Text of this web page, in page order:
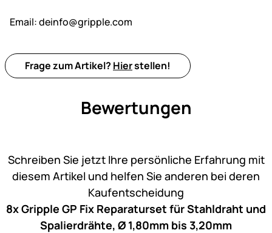
Email:deinfo@gripple.com
Frage zum Artikel? Hierstellen!
Bewertungen
Schreiben Sie jetzt Ihre persönliche Erfahrung mit
diesem Artikel und helfen Sie anderen bei deren
Kaufentscheidung
8x Gripple GP Fix Reparaturset für Stahldraht und
Spalierdrähte, Ø 1,80mm bis 3,20mm